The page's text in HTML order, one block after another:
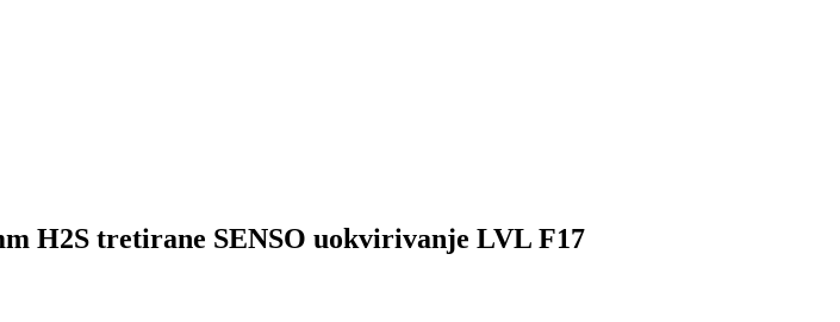
H2S tretirane SENSO uokvirivanje LVL F17